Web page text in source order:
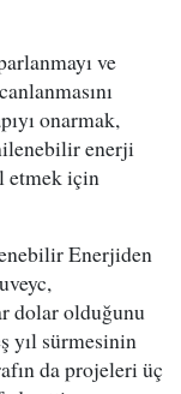
ve
onarmak,
enerji
etmek için
Enerjiden
dolar olduğunu
yıl sürmesinin
da projeleri üç